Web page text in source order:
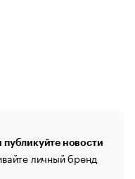
новости
личный бренд